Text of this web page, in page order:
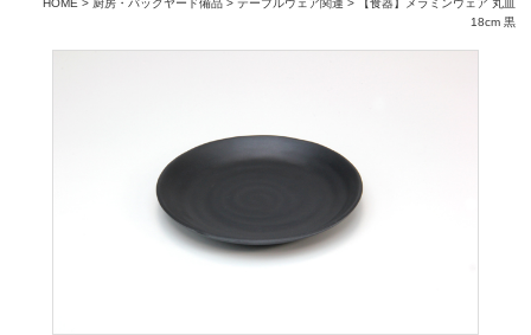
HOME > 厨房・バックヤード備品> テーブルウェア関連 > 【食器】メラミンウェア 丸皿
18cm 黒